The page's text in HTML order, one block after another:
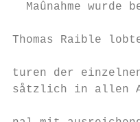
Maûnahme wurde
Thomas Raible
turen der
såtzlich in allen